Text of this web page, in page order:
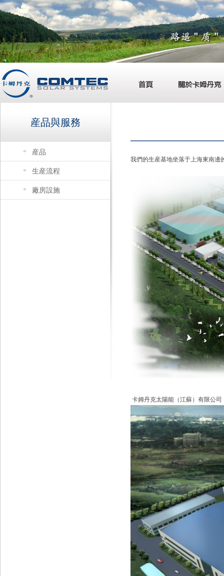
産品與服務
産品
生産流程
廠房設施
我們的生産基地坐落于上海東南邊
卡姆丹克太陽能（江蘇）有限公